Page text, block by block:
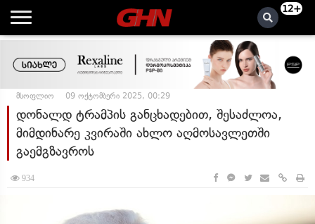
12+
მსოფლიო 09 ოქტომბერი 2025, 00:29
დონალდ ტრამპის განცხადებით, შესაძლოა,
მიმდინარე კვირაში ახლო აღმოსავლეთში
გაემგზავროს
934